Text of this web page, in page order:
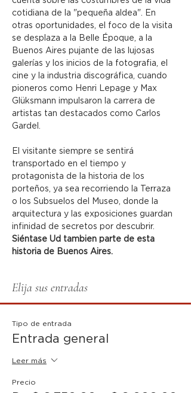
cotidiana de la "pequeña aldea". En
otras oportunidades, el foco de la visita
se desplaza a la Belle Époque, a la
Buenos Aires pujante de las lujosas
galerías y los inicios de la fotografia, el
cine y la industria discográfica, cuando
pioneros como Henri Lepage y Max
Glüksmann impulsaron la carrera de
artistas tan destacados como Carlos
Gardel.
El visitante siempre se sentirá
transportado en el tiempo y
protagonista de la historia de los
porteños, ya sea recorriendo la Terraza
o los Subsuelos del Museo, donde la
arquitectura y las exposiciones guardan
infinidad de secretos por descubrir.
Siéntase Ud tambien parte de esta
historia de Buenos Aires.
Elija sus entradas
Tipo de entrada
Entrada general
Leer más
Precio